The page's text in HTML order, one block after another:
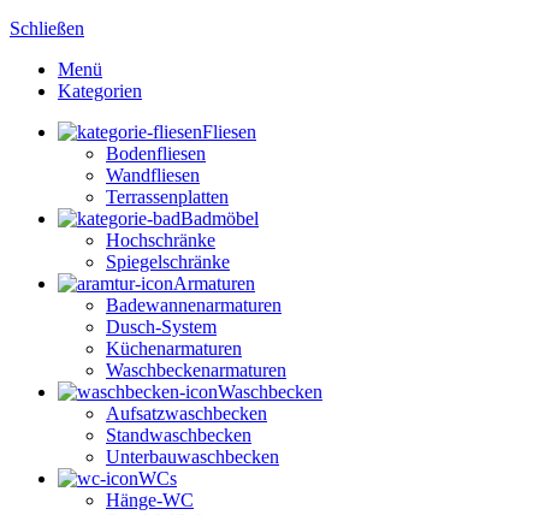
Schließen
Menü
Kategorien
Fliesen
Bodenfliesen
Wandfliesen
Terrassenplatten
Badmöbel
Hochschränke
Spiegelschränke
Armaturen
Badewannenarmaturen
Dusch-System
Küchenarmaturen
Waschbeckenarmaturen
Waschbecken
Aufsatzwaschbecken
Standwaschbecken
Unterbauwaschbecken
WCs
Hänge-WC